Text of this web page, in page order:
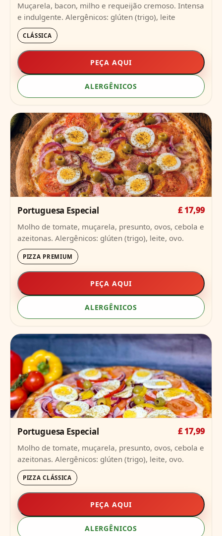
Muçarela, bacon, milho e requeijão cremoso. Intensa
e indulgente. Alergênicos: glúten (trigo), leite
CLÁSSICA
PEÇA AQUI
ALERGÊNICOS
Portuguesa Especial £ 17,99
Molho de tomate, muçarela, presunto, ovos, cebola e
azeitonas. Alergênicos: glúten (trigo), leite, ovo.
PIZZA PREMIUM
PEÇA AQUI
ALERGÊNICOS
Portuguesa Especial £ 17,99
Molho de tomate, muçarela, presunto, ovos, cebola e
azeitonas. Alergênicos: glúten (trigo), leite, ovo.
PIZZA CLÁSSICA
PEÇA AQUI
ALERGÊNICOS